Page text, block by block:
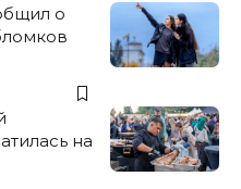
о
на